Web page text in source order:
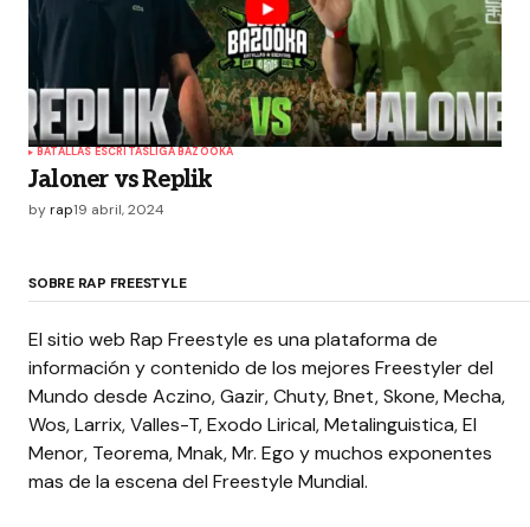
BATALLAS ESCRITASLIGA BAZOOKA
Jaloner vs Replik
byrap19 abril, 2024
SOBRE RAP FREESTYLE
El sitio web Rap Freestyle es una plataforma de
información y contenido de los mejores Freestyler del
Mundo desde Aczino, Gazir, Chuty, Bnet, Skone, Mecha,
Wos, Larrix, Valles-T, Exodo Lirical, Metalinguistica, El
Menor, Teorema, Mnak, Mr. Ego y muchos exponentes
mas de la escena del Freestyle Mundial.